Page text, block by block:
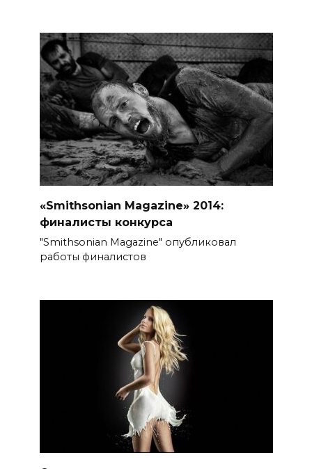
«Smithsonian Magazine» 2014:
финалисты конкурса
"Smithsonian Magazine" опубликовал
работы финалистов